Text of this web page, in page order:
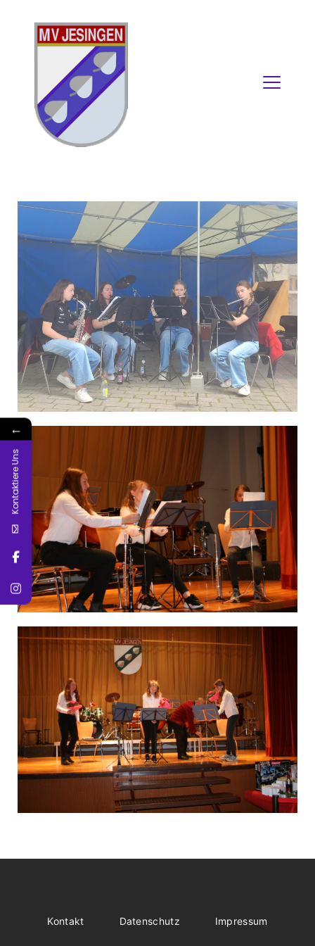
Kontakt Datenschutz Impressum
←
Kontaktiere Uns